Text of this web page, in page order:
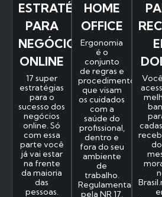
ESTRATÉGIAS
PARA
NEGÓCIOS
ONLINE
17 super
estratégias
para o
sucesso dos
negócios
online. Só
com essa
parte você
já vai estar
na frente
da maioria
das
pessoas.
HOME
OFFICE
Ergonomia
é o
conjunto
de regras e
procedimentos
que visam
os cuidados
com a
saúde do
profissional,
dentro e
fora do seu
ambiente
de
trabalho.
Regulamentada
pela NR 17.